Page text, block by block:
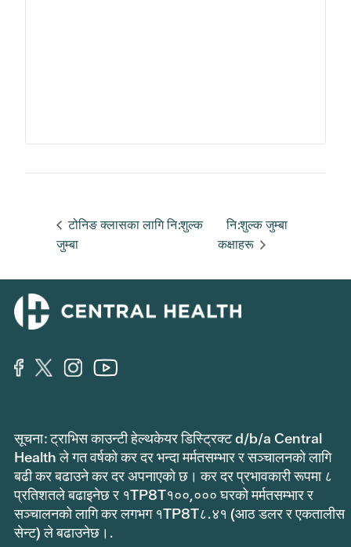
टोनिङ क्लासका लागि नि:शुल्क
जुम्बा
नि:शुल्क जुम्बा
कक्षाहरू
सूचना: ट्राभिस काउन्टी हेल्थकेयर डिस्ट्रिक्ट d/b/a Central
Health ले गत वर्षको कर दर भन्दा मर्मतसम्भार र सञ्चालनको लागि
बढी कर बढाउने कर दर अपनाएको छ। कर दर प्रभावकारी रूपमा ८
प्रतिशतले बढाइनेछ र १TP8T१००,००० घरको मर्मतसम्भार र
सञ्चालनको लागि कर लगभग १TP8T८.४१ (आठ डलर र एकतालीस
सेन्ट) ले बढाउनेछ।.